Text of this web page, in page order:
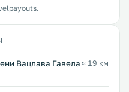
Вацлава Гавела ≈ 19 км